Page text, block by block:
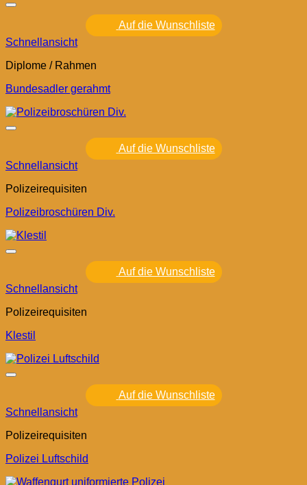
Auf die Wunschliste
Schnellansicht
Diplome / Rahmen
Bundesadler gerahmt
Auf die Wunschliste
Schnellansicht
Polizeirequisiten
Polizeibroschüren Div.
Auf die Wunschliste
Schnellansicht
Polizeirequisiten
Klestil
Auf die Wunschliste
Schnellansicht
Polizeirequisiten
Polizei Luftschild